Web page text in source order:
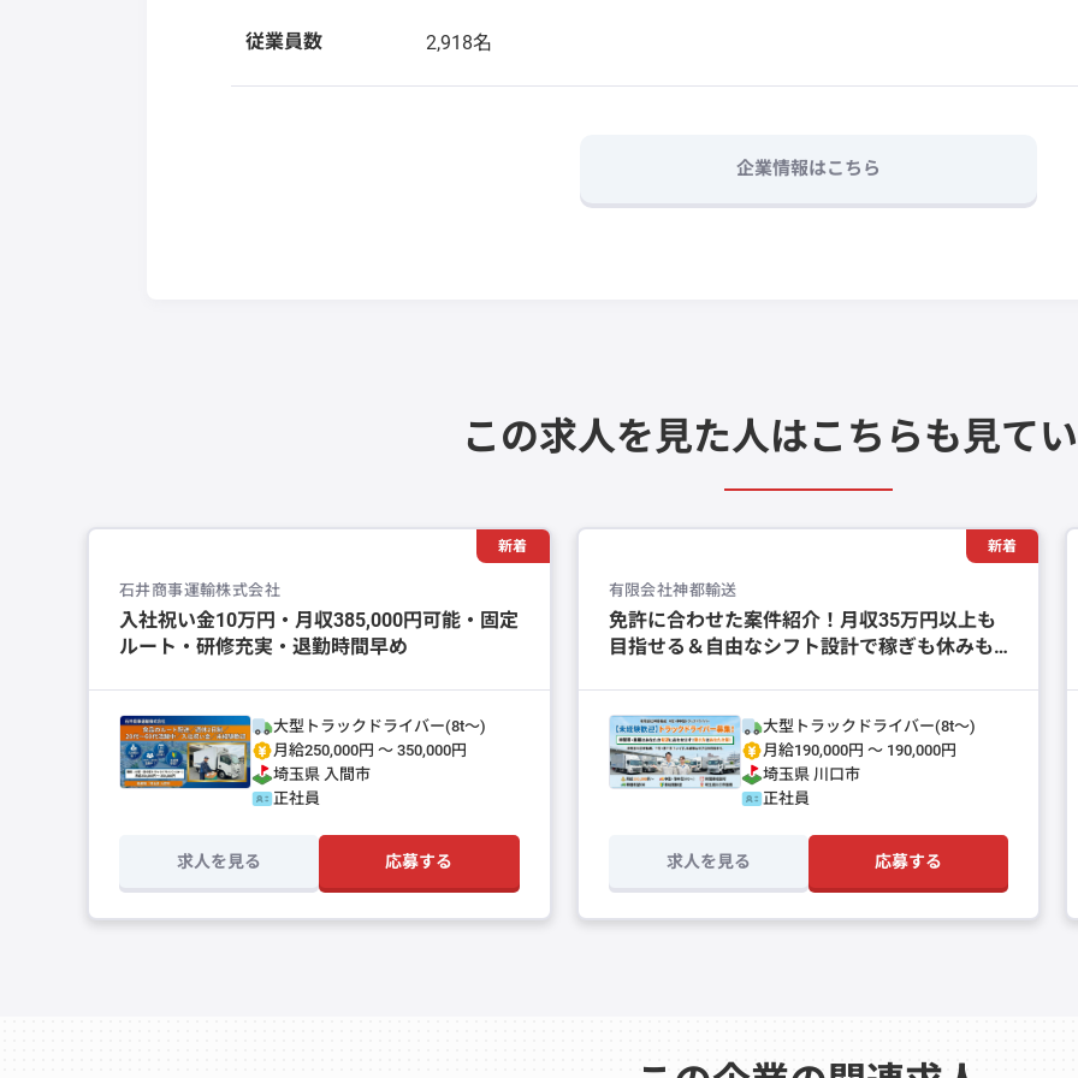
従業員数 2,918名
企業情報はこちら
この求人を見た人はこちらも見て
新着
石井商事運輸株式会社
入社祝い金10万円・月収385,000円可能・固定
ルート・研修充実・退勤時間早め
大型トラックドライバー(8t～)
月給250,000円 〜 350,000円
埼玉県 入間市
正社員
求人を見る 応募する
新着
有限会社神都輸送
免許に合わせた案件紹介！月収35万円以上も
目指せる＆自由なシフト設計で稼ぎも休みも
大型トラックドライバー(8t～)
月給190,000円 〜 190,000円
埼玉県 川口市
正社員
求人を見る 応募する